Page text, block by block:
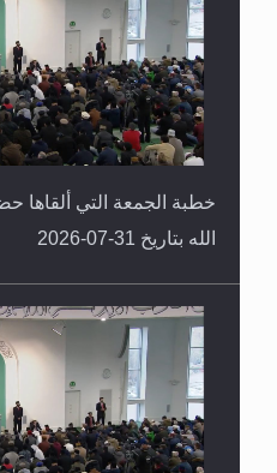
خطبة الجمعة التي ألقاها
الله بتاريخ 31-07-2026